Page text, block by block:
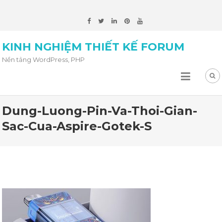
KINH NGHIỆM THIẾT KẾ FORUM
Nền tảng WordPress, PHP
Dung-Luong-Pin-Va-Thoi-Gian-
Sac-Cua-Aspire-Gotek-S